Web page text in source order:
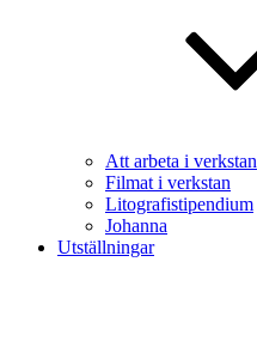
Att arbeta i verkstan
Filmat i verkstan
Litografistipendium
Johanna
Utställningar